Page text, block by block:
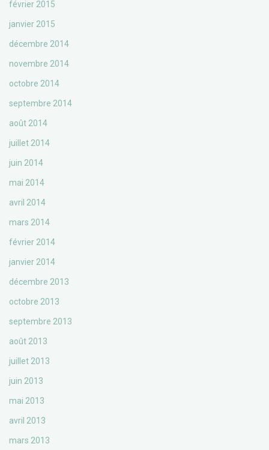
février 2015
janvier 2015
décembre 2014
novembre 2014
octobre 2014
septembre 2014
août 2014
juillet 2014
juin 2014
mai 2014
avril 2014
mars 2014
février 2014
janvier 2014
décembre 2013
octobre 2013
septembre 2013
août 2013
juillet 2013
juin 2013
mai 2013
avril 2013
mars 2013